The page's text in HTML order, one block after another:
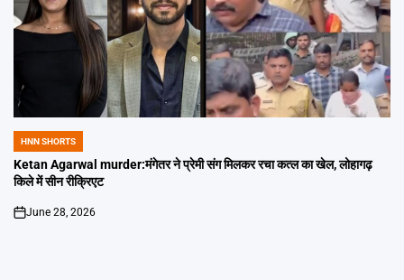
POSTED
IN
HNN SHORTS
Ketan Agarwal murder:मंगेतर ने प्रेमी संग मिलकर रचा कत्ल का खेल, लोहागढ़
किले में सीन रीक्रिएट
on
June 28, 2026